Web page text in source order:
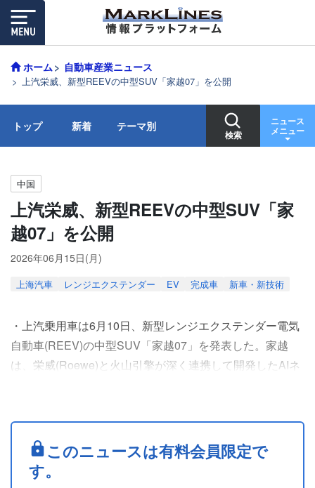
ホーム 自動車産業ニュース
上汽栄威、新型REEVの中型SUV「家越07」を公開
トップ 新着 テーマ別
検索
ニュース
メニュー
中国
上汽栄威、新型REEVの中型SUV「家
越07」を公開
2026年06月15日(月)
上海汽車 レンジエクステンダー EV 完成車 新車・新技術
・上汽乗用車は6月10日、新型レンジエクステンダー電気
自動車(REEV)の中型SUV「家越07」を発表した。家越
は、栄威(Roewe)と火山引擎が深く連携して開発したAIネ
1,745/1,753mmで、ホイールベースは2,908mm。
・パワートレインには、最高出力72kWのエンジンと、最
高出力162kWの駆動モーターを搭載する。容量32.....
このニュースは有料会員限定で
す。